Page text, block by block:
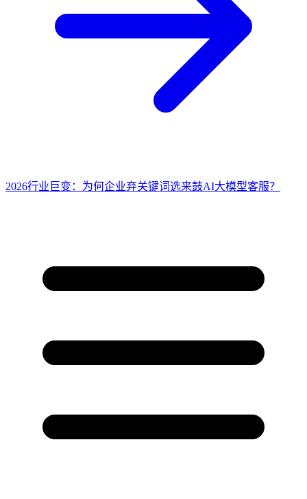
2026行业巨变：为何企业弃关键词选来鼓AI大模型客服？